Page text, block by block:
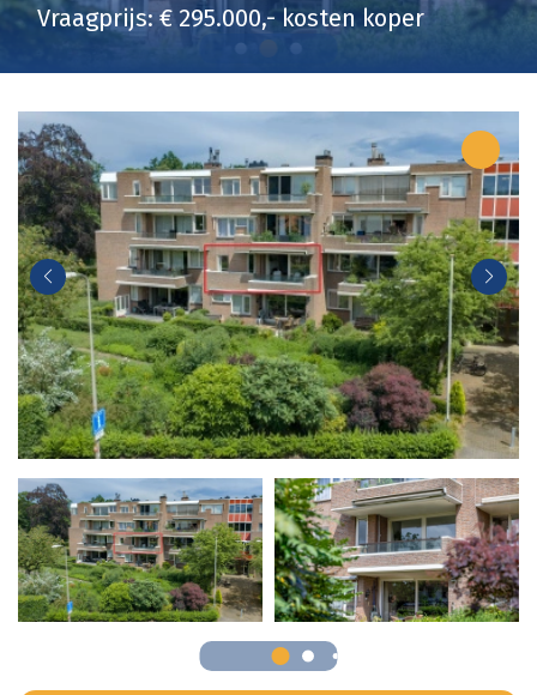
Vraagprijs: € 295.000,- kosten koper